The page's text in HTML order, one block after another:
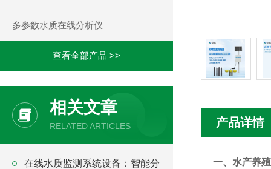
多参数水质在线分析仪
查看全部产品 >>
相关文章
RELATED ARTICLES
在线水质监测系统设备：智能分
产品详情
一、 水产养